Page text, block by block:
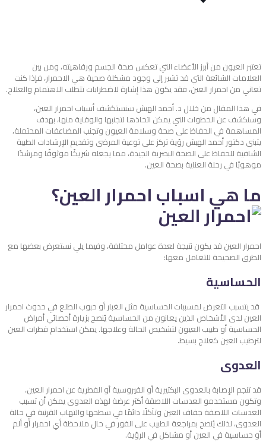
تعتبر العيون من أبرز الأعضاء التي تعكس صحة الجسم ورفاهيته، ومن بين
العلامات الشائعة التي قد تشير إلى وجود مشكلة صحية هي الاحمرار، فإذا كنت
تعاني من احمرار العين، فقد يكون هذا إشارة لاضطرابات تتطلب الاهتمام والعلاج.
في هذا المقال من خلال د. أحمد الهبش سنستكشف أسباب احمرار العين،
وسنكشف عن الخطوات التي يمكن اتخاذها لتجنبها والوقاية منها، بهدف
المساهمة في الحفاظ على صحة وسلامة العيون وتجنب المضاعفات المحتملة،
يتبنى دكتور أحمد الهبش رؤية تركز على توعية المرضى وتقديم الإرشادات الطبية
الشافية للحفاظ على الصحة البصرية الجيدة، مما يجعله شريكًا موثوقًا ومرشدًا
موهوبًا في رحلة العناية بصحة العين.
ما هي اسباب احمرار العين؟
احمرار العين قد يكون نتيجة لعدة عوامل مختلفة، وفيما يلي نستعرض بعضها مع
الطرق الصحيحة للتعامل معها:
الحساسية
قد يتسبب التعرض لمسببات الحساسية مثل الغبار أو حبوب الطلع في حدوث احمرار
العين لدى الأشخاص الذين يعانون من الحساسية يُنصح بزيارة أخصائي أمراض
الحساسية أو طبيب العيون لتشخيص الحالة وعلاجها. يمكن استخدام قطرات العين
لترطيب العين كعلاج بسيط.
العدوى
قد تنجم الإصابة بالعدوى البكتيرية أو الفيروسية أو الفطرية عن احمرار العين،
وتكون مستخدمو العدسات اللاصقة أكثر عرضة لهذه العدوى يمكن أن تسبب
العدسات اللاصقة جفاف العين وتآكلًا دائمًا في سطحها والتهاب القرنية في حالة
العدوى، لذلك يُنصح بمراجعة الطبيب على الفور في حال ملاحظة أي احمرار أو ألم
أو حساسية في العين أو مشاكل في الرؤية.